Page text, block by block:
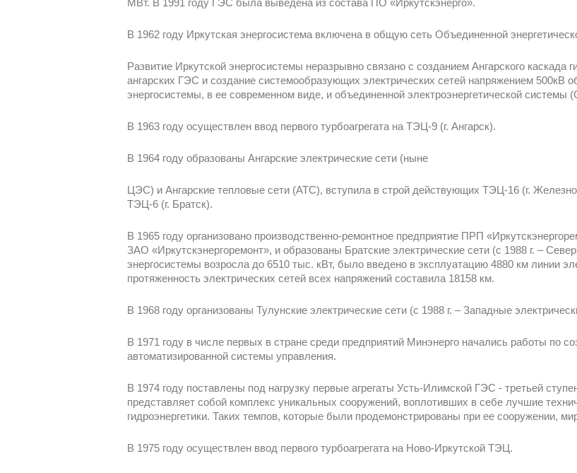
МВт. В 1991 году ГЭС была выведена из состава ПО «Иркутскэнерго».
В 1962 году Иркутская энергосистема включена в общую сеть Объединенной
Развитие Иркутской энергосистемы неразрывно связано с созданием Ангарского
ангарских ГЭС и создание системообразующих электрических сетей напряжением 500кВ
энергосистемы, в ее современном виде, и объединенной электроэнергетической
В 1963 году осуществлен ввод первого турбоагрегата на ТЭЦ-9 (г. Ангарск).
В 1964 году образованы Ангарские электрические сети (ныне
ЦЭС) и Ангарские тепловые сети (АТС), вступила в строй действующих ТЭЦ-16 (г.
ТЭЦ-6 (г. Братск).
В 1965 году организовано производственно-ремонтное предприятие ПРП
ЗАО «Иркутскэнергоремонт», и образованы Братские электрические сети (с 1988 г. –
энергосистемы возросла до 6510 тыс. кВт, было введено в эксплуатацию 4880 км линии
протяженность электрических сетей всех напряжений составила 18158 км.
В 1968 году организованы Тулунские электрические сети (с 1988 г. – Западные
В 1971 году в числе первых в стране среди предприятий Минэнерго начались работы по
автоматизированной системы управления.
В 1974 году поставлены под нагрузку первые агрегаты Усть-Илимской ГЭС - третьей
представляет собой комплекс уникальных сооружений, воплотивших в себе лучшие
гидроэнергетики. Таких темпов, которые были продемонстрированы при ее сооружении,
В 1975 году осуществлен ввод первого турбоагрегата на Ново-Иркутской ТЭЦ.